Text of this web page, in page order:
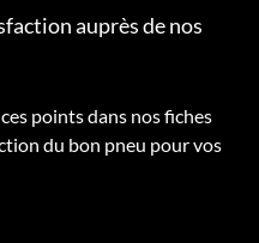
auprès de nos
points dans nos fiches
du bon pneu pour vos